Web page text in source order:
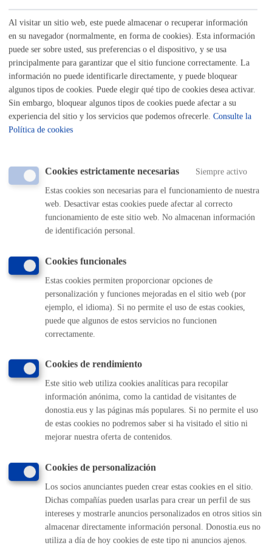
Buscar
Listado completo de Trámites
Personas mayores - Personas con
discapacidad
Solicitud para uso de salas - Topalekua
* Online con certificado
TELÉFONO
MÁQUINA
Volver al índice Volver atrás
Comunícate con el Ayuntamiento de Donostia / San
Sebastián
(+34) 943 481 000
Buzón de la ciudadanía
Informar de un error en la web
Enlaces útiles
Perfil del contratante
Sede electrónica
Mapas - GeoDonostia
Sala de prensa
Mapa web
Al visitar un sitio web, este puede almacenar o recuperar información
en su navegador (normalmente, en forma de cookies). Esta información
puede ser sobre usted, sus preferencias o el dispositivo, y se usa
principalmente para garantizar que el sitio funcione correctamente. La
información no puede identificarle directamente, y puede bloquear
algunos tipos de cookies. Puede elegir qué tipo de cookies desea activar.
Sin embargo, bloquear algunos tipos de cookies puede afectar a su
experiencia del sitio y los servicios que podemos ofrecerle. Consulte la
Política de cookies
Cookies estrictamente necesarias Siempre activo
Estas cookies son necesarias para el funcionamiento de nuestra
web. Desactivar estas cookies puede afectar al correcto
funcionamiento de este sitio web. No almacenan información
de identificación personal.
Cookies funcionales
Estas cookies permiten proporcionar opciones de
personalización y funciones mejoradas en el sitio web (por
ejemplo, el idioma). Si no permite el uso de estas cookies,
puede que algunos de estos servicios no funcionen
correctamente.
Cookies de rendimiento
Este sitio web utiliza cookies analíticas para recopilar
información anónima, como la cantidad de visitantes de
donostia.eus y las páginas más populares. Si no permite el uso
de estas cookies no podremos saber si ha visitado el sitio ni
mejorar nuestra oferta de contenidos.
Cookies de personalización
Los socios anunciantes pueden crear estas cookies en el sitio.
Dichas compañías pueden usarlas para crear un perfil de sus
intereses y mostrarle anuncios personalizados en otros sitios sin
almacenar directamente información personal. Donostia.eus no
utiliza a día de hoy cookies de este tipo ni anuncios ajenos.